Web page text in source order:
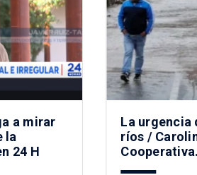
a mirar
la
24 H
La urgencia
ríos /